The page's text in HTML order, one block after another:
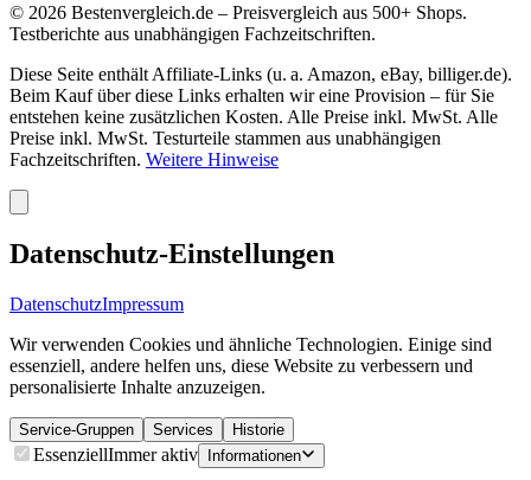
© 2026 Bestenvergleich.de – Preisvergleich aus 500+ Shops.
Testberichte aus unabhängigen Fachzeitschriften.
Diese Seite enthält Affiliate-Links (u. a. Amazon, eBay, billiger.de).
Beim Kauf über diese Links erhalten wir eine Provision – für Sie
entstehen keine zusätzlichen Kosten. Alle Preise inkl. MwSt. Alle
Preise inkl. MwSt. Testurteile stammen aus unabhängigen
Fachzeitschriften. Weitere Hinweise
Datenschutz-Einstellungen
DatenschutzImpressum
Wir verwenden Cookies und ähnliche Technologien. Einige sind
essenziell, andere helfen uns, diese Website zu verbessern und
personalisierte Inhalte anzuzeigen.
Service-Gruppen Services Historie
EssenziellImmer aktiv Informationen